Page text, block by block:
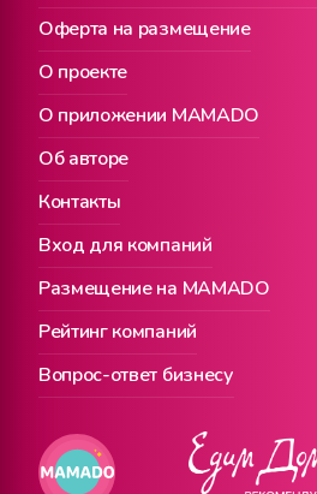
О проекте
Вход для компаний
О приложении MAMADO
Размещение на MAMADO
Об авторе
Рейтинг компаний
Оферта на размещение
Контакты
Вопрос-ответ бизнесу